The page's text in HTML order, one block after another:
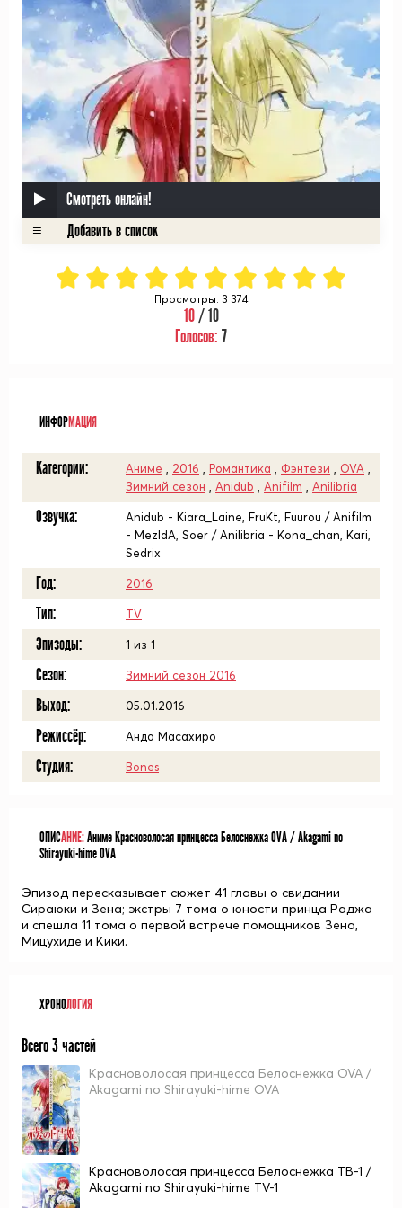
Смотреть онлайн!
Просмотры: 3 374
10/ 10
Голосов: 7
ИНФОРМАЦИЯ
Категории: Аниме 2016 Романтика Фэнтези OVA
Зимний сезон
Anidub Anifilm Anilibria
Озвучка:
Anidub - Kiara_Laine, FruKt, Fuurou / Anifilm
- MezIdA, Soer / Anilibria - Kona_chan, Kari,
Sedrix
Год: 2016
Тип: TV
Эпизоды: 1 из 1
Сезон: Зимний сезон 2016
Выход: 05.01.2016
Режиссёр: Андо Масахиро
Студия: Bones
ОПИСАНИЕ:Аниме Красноволосая принцесса Белоснежка OVA / Akagami no
Shirayuki-hime OVA
Эпизод пересказывает сюжет 41 главы о свидании
Сираюки и Зена; экстры 7 тома о юности принца Раджа
и спешла 11 тома о первой встрече помощников Зена,
Мицухиде и Кики.
ХРОНОЛОГИЯ
Всего 3 частей
Красноволосая принцесса Белоснежка OVA /
Akagami no Shirayuki-hime OVA
Красноволосая принцесса Белоснежка ТВ-1 /
Akagami no Shirayuki-hime TV-1